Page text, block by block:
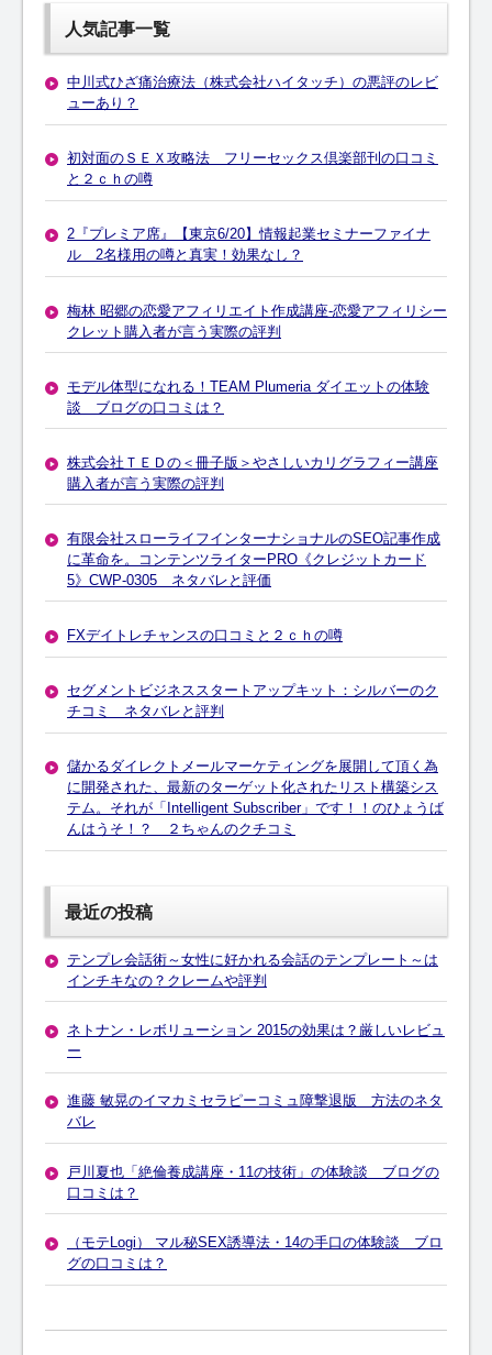
人気記事一覧
中川式ひざ痛治療法（株式会社ハイタッチ）の悪評のレビ
ューあり？
初対面のＳＥＸ攻略法 フリーセックス倶楽部刊の口コミ
と２ｃｈの噂
2『プレミア席』【東京6/20】情報起業セミナーファイナ
ル 2名様用の噂と真実！効果なし？
梅林 昭郷の恋愛アフィリエイト作成講座-恋愛アフィリシー
クレット購入者が言う実際の評判
モデル体型になれる！TEAM Plumeria ダイエットの体験
談 ブログの口コミは？
株式会社ＴＥＤの＜冊子版＞やさしいカリグラフィー講座
購入者が言う実際の評判
有限会社スローライフインターナショナルのSEO記事作成
に革命を。コンテンツライターPRO《クレジットカード
5》CWP-0305 ネタバレと評価
FXデイトレチャンスの口コミと２ｃｈの噂
セグメントビジネススタートアップキット：シルバーのク
チコミ ネタバレと評判
儲かるダイレクトメールマーケティングを展開して頂く為
に開発された、最新のターゲット化されたリスト構築シス
テム。それが「Intelligent Subscriber」です！！のひょうば
んはうそ！？ ２ちゃんのクチコミ
最近の投稿
テンプレ会話術～女性に好かれる会話のテンプレート～は
インチキなの？クレームや評判
ネトナン・レボリューション 2015の効果は？厳しいレビュ
ー
進藤 敏晃のイマカミセラピーコミュ障撃退版 方法のネタ
バレ
戸川夏也「絶倫養成講座・11の技術」の体験談 ブログの
口コミは？
（モテLogi） マル秘SEX誘導法・14の手口の体験談 ブロ
グの口コミは？